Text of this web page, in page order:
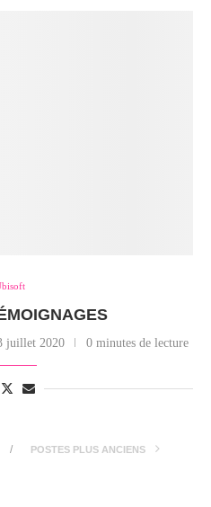
juillet 2020 0 minutes de lecture
POSTES PLUS ANCIENS